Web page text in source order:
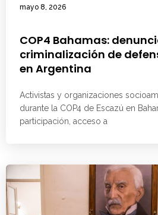
mayo 8, 2026
COP4 Bahamas:
criminalización de
en Argentina
Activistas y organizaciones
durante la COP4 de Escazú en
participación, acceso a